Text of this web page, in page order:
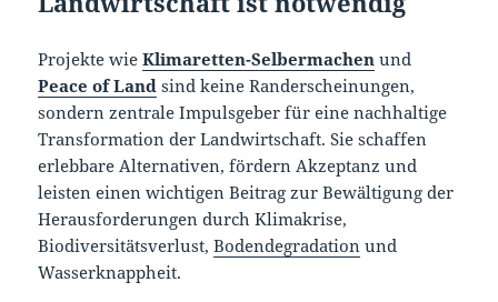
Projekte wieKlimaretten-Selbermachen und
Peace of Land sind keine Randerscheinungen,
sondern zentrale Impulsgeber für eine nachhaltige
Transformation der Landwirtschaft. Sie schaffen
erlebbare Alternativen, fördern Akzeptanz und
leisten einen wichtigen Beitrag zur Bewältigung der
Herausforderungen durch Klimakrise,
Biodiversitätsverlust,Bodendegradation und
Wasserknappheit.